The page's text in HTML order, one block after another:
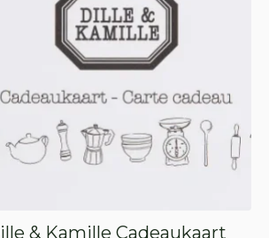
& Kamille Cadeaukaart